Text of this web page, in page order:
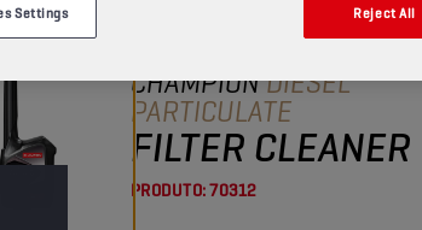
FLUIDOS DE MANUTENÇÃO
CHAMPIONDIESEL
PARTICULATE
FILTER CLEANER
PRODUTO:70312
Settings Reject All